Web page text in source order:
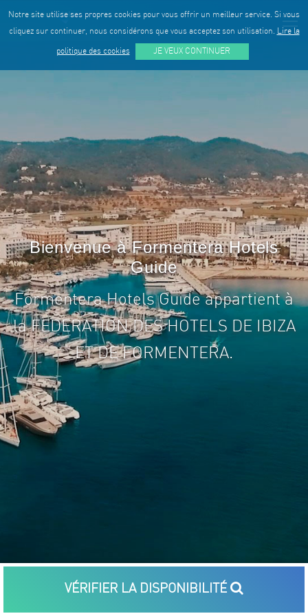
Notre site utilise ses propres cookies pour vous offrir un meilleur service. Si vous
cliquez sur continuer, nous considérons que vous acceptez son utilisation. Lire la
politique des cookies JE VEUX CONTINUER
VÉRIFIER LA DISPONIBILITÉ
Bienvenue à Formentera Hotels
Guide
Formentera Hotels Guide appartient à
la FEDERATION DES HOTELS DE IBIZA
ET DE FORMENTERA.